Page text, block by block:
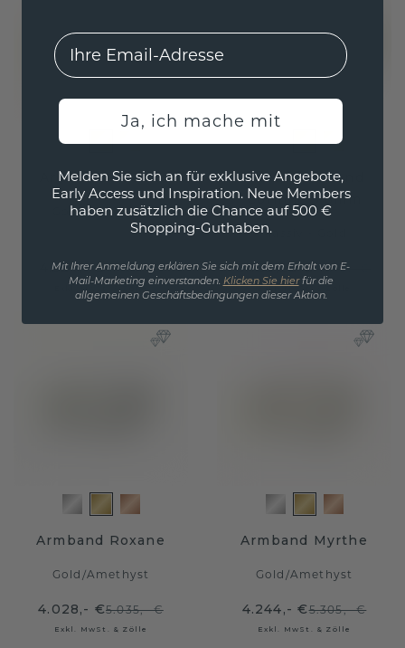
Armband Desire
Gold/ Amethyst
4.524,- €5.655,- €
Exkl. MwSt. & Zölle
Gliederarmband
Corinne 5 8mm
Massiv - Gold
5.103,20 €6.379,- €
Exkl. MwSt. & Zölle
Armband Roxane
Gold /Amethyst
4.028,- €5.035,- €
Exkl. MwSt. & Zölle
Armband Myrthe
Gold /Amethyst
4.244,- €5.305,- €
Exkl. MwSt. & Zölle
EMail
Ja, ich mache mit
Melden Sie sich an für exklusive Angebote,
Early Access und Inspiration. Neue Members
haben zusätzlich die Chance auf 500 €
Shopping-Guthaben.
Mit Ihrer Anmeldung erklären Sie sich mit dem Erhalt von E-
Mail-Marketing einverstanden. Klicken Sie hierfür die
allgemeinen Geschäftsbedingungen dieser Aktion.